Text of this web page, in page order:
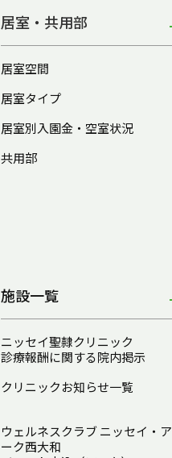
居室・共用部
居室空間
居室タイプ
居室別入園金・空室状況
共用部
施設一覧
ニッセイ聖隷クリニック
診療報酬に関する院内掲示
クリニックお知らせ一覧
ウェルネスクラブ ニッセイ・ア
ーク西大和